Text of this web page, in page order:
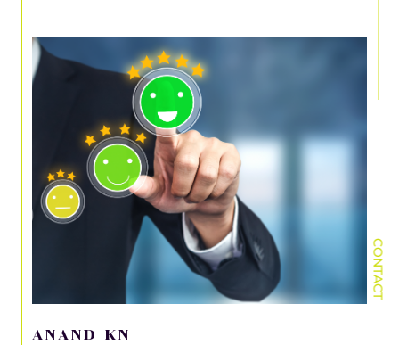
CONTACT
ANAND KN